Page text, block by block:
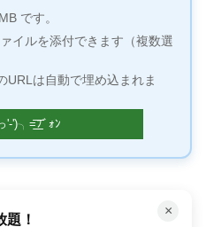
です。
イルを添付できます（複数選
は自動で埋め込まれま
×